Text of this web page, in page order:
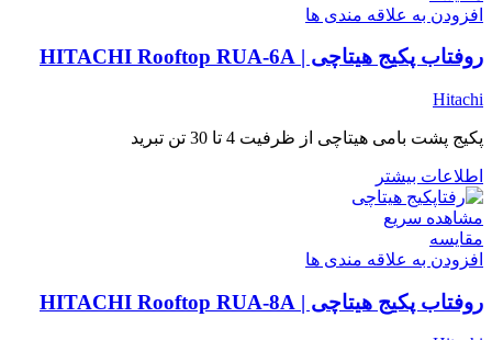
افزودن به علاقه مندی ها
روفتاب پکیج هیتاچی | HITACHI Rooftop RUA-6A
Hitachi
پکیج پشت بامی هیتاچی از ظرفیت 4 تا 30 تن تبرید
اطلاعات بیشتر
مشاهده سریع
مقایسه
افزودن به علاقه مندی ها
روفتاب پکیج هیتاچی | HITACHI Rooftop RUA-8A